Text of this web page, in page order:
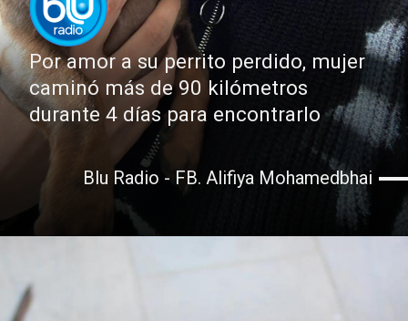
Por amor a su perrito perdido, mujer
caminó más de 90 kilómetros
durante 4 días para encontrarlo
Blu Radio - FB. Alifiya Mohamedbhai